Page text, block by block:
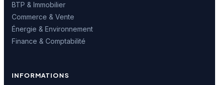
BTP & Immobilier
Commerce & Vente
Énergie & Environnement
Finance & Comptabilité
INFORMATIONS